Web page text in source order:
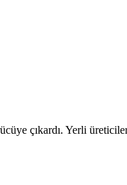
çıkardı. Yerli